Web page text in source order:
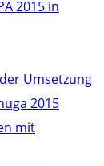
2015 in
Umsetzung
2015
mit